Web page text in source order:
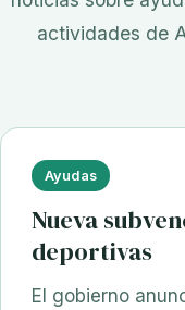
actividades de
Ayudas
Nueva
deportivas
El gobierno